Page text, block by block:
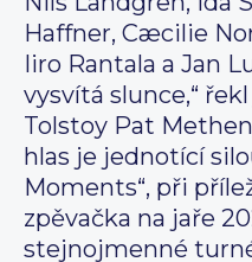
Haffner, Cæcilie
Iiro Rantala a Jan
vysvítá slunce,“
Tolstoy Pat
hlas je jednotící
Moments“, při
zpěvačka na jaře
stejnojmenné